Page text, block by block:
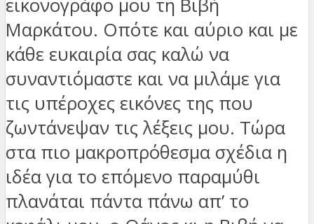
εικονογράφο μου τη Βιβή
Μαρκάτου. Οπότε και αύριο και με
κάθε ευκαιρία σας καλώ να
συναντιόμαστε και να μιλάμε για
τις υπέροχες εικόνες της που
ζωντάνεψαν τις λέξεις μου. Τώρα
στα πιο μακροπρόθεσμα σχέδια η
ιδέα για το επόμενο παραμύθι
πλανάται πάντα πάνω απ’ το